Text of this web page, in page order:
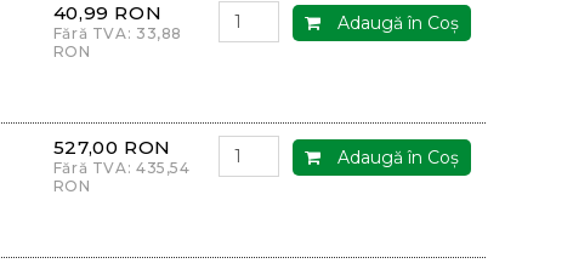
40,99 RON
Fără TVA: 33,88
RON
Adaugă în Coş
527,00 RON
Fără TVA: 435,54
RON
Adaugă în Coş